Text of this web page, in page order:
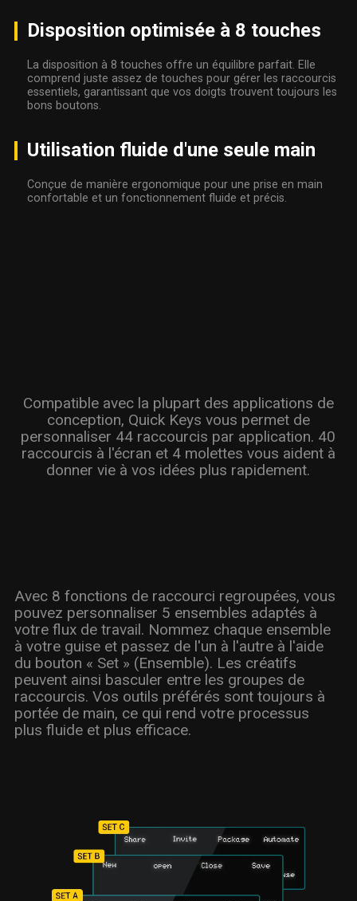
Disposition optimisée à 8 touches
La disposition à 8 touches offre un équilibre parfait. Elle
comprend juste assez de touches pour gérer les raccourcis
essentiels, garantissant que vos doigts trouvent toujours les
bons boutons.
Utilisation fluide d'une seule main
Conçue de manière ergonomique pour une prise en main
confortable et un fonctionnement fluide et précis.
Compatible avec la plupart des applications de
conception, Quick Keys vous permet de
personnaliser 44 raccourcis par application. 40
raccourcis à l'écran et 4 molettes vous aident à
donner vie à vos idées plus rapidement.
Avec 8 fonctions de raccourci regroupées, vous
pouvez personnaliser 5 ensembles adaptés à
votre flux de travail. Nommez chaque ensemble
à votre guise et passez de l'un à l'autre à l'aide
du bouton « Set » (Ensemble). Les créatifs
peuvent ainsi basculer entre les groupes de
raccourcis. Vos outils préférés sont toujours à
portée de main, ce qui rend votre processus
plus fluide et plus efficace.